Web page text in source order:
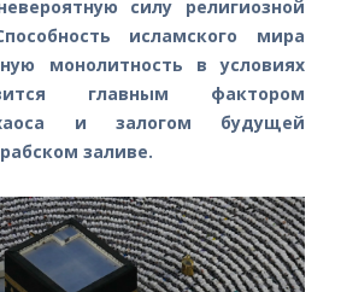
силу религиозной
исламского мира
монолитность в условиях
главным фактором
и залогом будущей
заливе.